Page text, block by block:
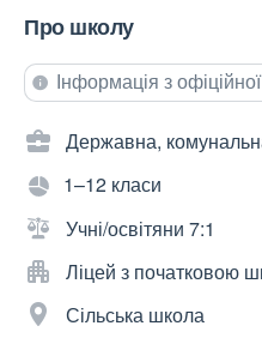
Про школу
Інформація з
Державна,
1–12 класи
Учні/освітяни 7:1
Ліцей з початковою
Сільська школа